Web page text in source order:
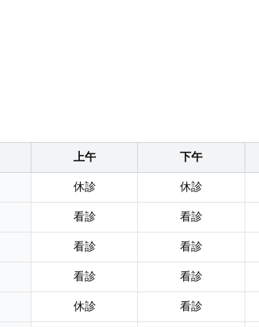
上午 下午
休診 休診
看診 看診
看診 看診
看診 看診
休診 看診